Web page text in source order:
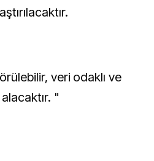
veri odaklı ve
"